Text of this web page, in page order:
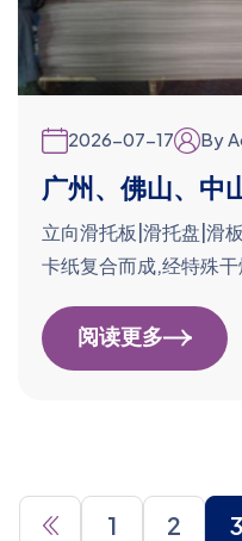
2026-07-17 By
广州、佛山、中
立向滑托板|滑托盘|滑
卡纸复合而成,经特殊
阅读更多
1 2 3